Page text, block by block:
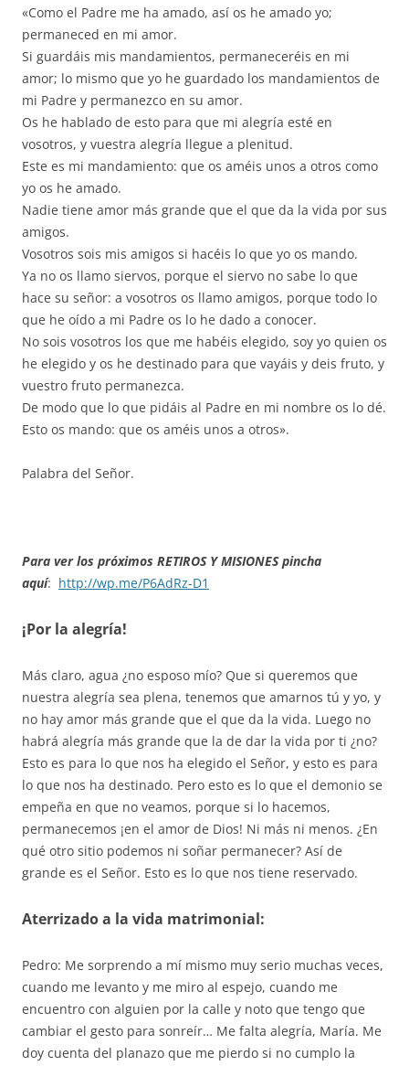
«Como el Padre me ha amado, así os he amado yo;
permaneced en mi amor.
Si guardáis mis mandamientos, permaneceréis en mi
amor; lo mismo que yo he guardado los mandamientos de
mi Padre y permanezco en su amor.
Os he hablado de esto para que mi alegría esté en
vosotros, y vuestra alegría llegue a plenitud.
Este es mi mandamiento: que os améis unos a otros como
yo os he amado.
Nadie tiene amor más grande que el que da la vida por sus
amigos.
Vosotros sois mis amigos si hacéis lo que yo os mando.
Ya no os llamo siervos, porque el siervo no sabe lo que
hace su señor: a vosotros os llamo amigos, porque todo lo
que he oído a mi Padre os lo he dado a conocer.
No sois vosotros los que me habéis elegido, soy yo quien os
he elegido y os he destinado para que vayáis y deis fruto, y
vuestro fruto permanezca.
De modo que lo que pidáis al Padre en mi nombre os lo dé.
Esto os mando: que os améis unos a otros».
Palabra del Señor.
Para ver los próximos RETIROS Y MISIONES pincha
aquí: http://wp.me/P6AdRz-D1
¡Por la alegría!
Más claro, agua ¿no esposo mío? Que si queremos que
nuestra alegría sea plena, tenemos que amarnos tú y yo, y
no hay amor más grande que el que da la vida. Luego no
habrá alegría más grande que la de dar la vida por ti ¿no?
Esto es para lo que nos ha elegido el Señor, y esto es para
lo que nos ha destinado. Pero esto es lo que el demonio se
empeña en que no veamos, porque si lo hacemos,
permanecemos ¡en el amor de Dios! Ni más ni menos. ¿En
qué otro sitio podemos ni soñar permanecer? Así de
grande es el Señor. Esto es lo que nos tiene reservado.
Aterrizado a la vida matrimonial:
Pedro: Me sorprendo a mí mismo muy serio muchas veces,
cuando me levanto y me miro al espejo, cuando me
encuentro con alguien por la calle y noto que tengo que
cambiar el gesto para sonreír… Me falta alegría, María. Me
doy cuenta del planazo que me pierdo si no cumplo la